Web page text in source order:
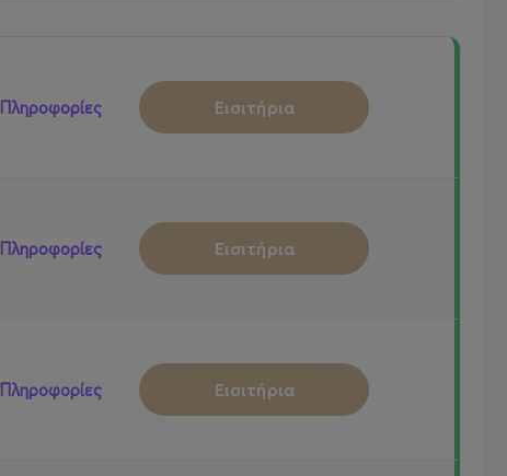
Πληροφορίες Εισιτήρια
Πληροφορίες Εισιτήρια
Πληροφορίες Εισιτήρια